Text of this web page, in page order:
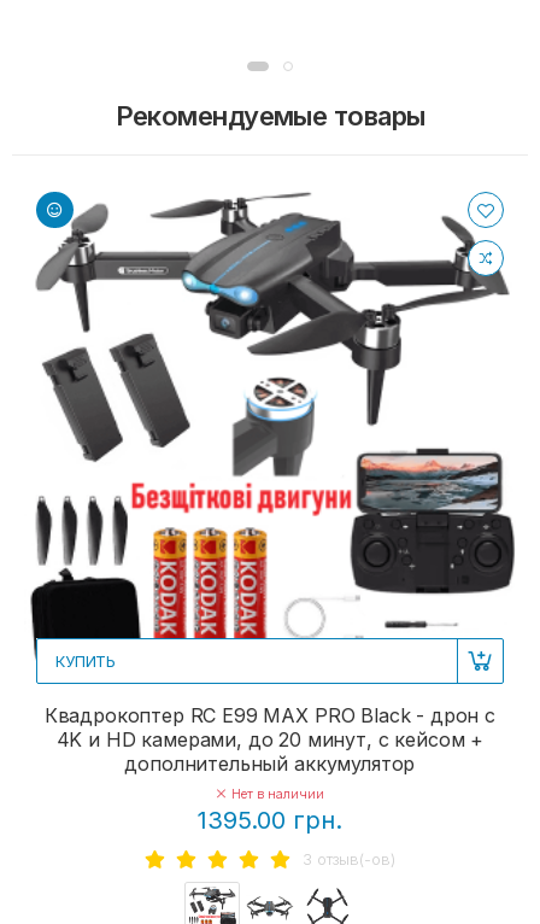
Рекомендуемые товары
КУПИТЬ
Квадрокоптер RC E99 MAX PRO Black - дрон с
4K и HD камерами, до 20 минут, с кейсом +
дополнительный аккумулятор
Нет в наличии
1395.00 грн.
3 отзыв(-ов)